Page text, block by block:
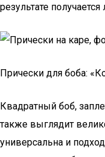
результате
Прически для боба:
Квадратный боб,
также выглядит
универсальна и